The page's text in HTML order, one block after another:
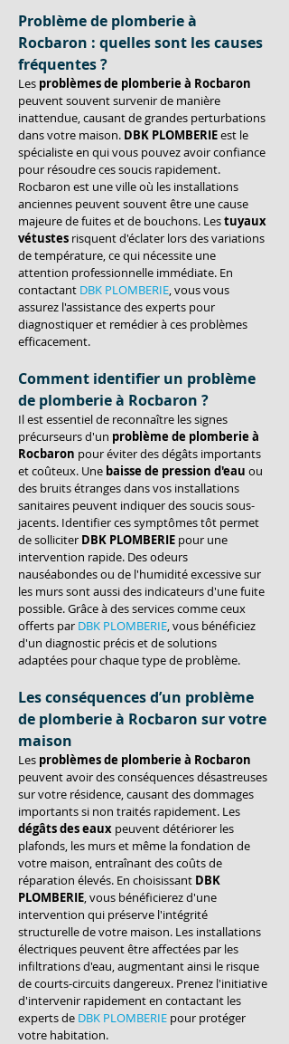
Problème de plomberie à
Rocbaron : quelles sont les causes
fréquentes ?
Les problèmes de plomberie à Rocbaron
peuvent souvent survenir de manière
inattendue, causant de grandes perturbations
dans votre maison. DBK PLOMBERIE est le
spécialiste en qui vous pouvez avoir confiance
pour résoudre ces soucis rapidement.
Rocbaron est une ville où les installations
anciennes peuvent souvent être une cause
majeure de fuites et de bouchons. Les tuyaux
vétustes risquent d'éclater lors des variations
de température, ce qui nécessite une
attention professionnelle immédiate. En
contactant DBK PLOMBERIE, vous vous
assurez l'assistance des experts pour
diagnostiquer et remédier à ces problèmes
efficacement.
Comment identifier un problème
de plomberie à Rocbaron ?
Il est essentiel de reconnaître les signes
précurseurs d'un problème de plomberie à
Rocbaron pour éviter des dégâts importants
et coûteux. Une baisse de pression d'eau ou
des bruits étranges dans vos installations
sanitaires peuvent indiquer des soucis sous-
jacents. Identifier ces symptômes tôt permet
de solliciter DBK PLOMBERIE pour une
intervention rapide. Des odeurs
nauséabondes ou de l'humidité excessive sur
les murs sont aussi des indicateurs d'une fuite
possible. Grâce à des services comme ceux
offerts par DBK PLOMBERIE, vous bénéficiez
d'un diagnostic précis et de solutions
adaptées pour chaque type de problème.
Les conséquences d’un problème
de plomberie à Rocbaron sur votre
maison
Les problèmes de plomberie à Rocbaron
peuvent avoir des conséquences désastreuses
sur votre résidence, causant des dommages
importants si non traités rapidement. Les
dégâts des eaux peuvent détériorer les
plafonds, les murs et même la fondation de
votre maison, entraînant des coûts de
réparation élevés. En choisissant DBK
PLOMBERIE, vous bénéficierez d'une
intervention qui préserve l'intégrité
structurelle de votre maison. Les installations
électriques peuvent être affectées par les
infiltrations d'eau, augmentant ainsi le risque
de courts-circuits dangereux. Prenez l'initiative
d'intervenir rapidement en contactant les
experts de DBK PLOMBERIE pour protéger
votre habitation.